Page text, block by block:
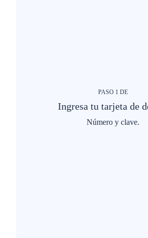
PASO 1 DE
Ingresa tu tarjeta de
Número y clave.